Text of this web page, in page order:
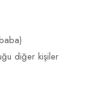
diğer kişiler